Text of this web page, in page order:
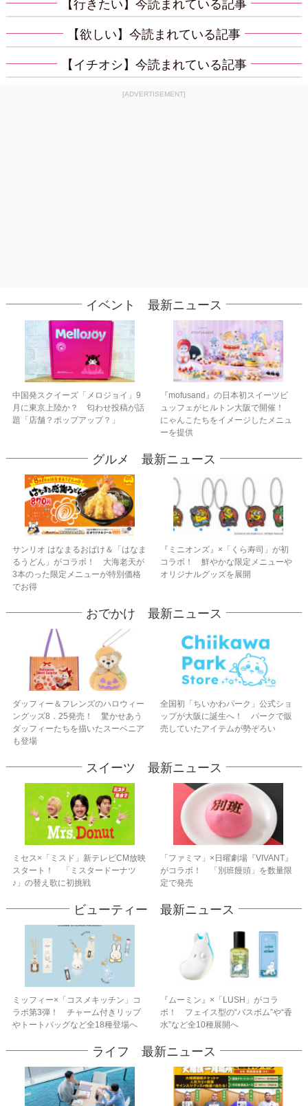
【行きたい】今読まれている記事
【欲しい】今読まれている記事
【イチオシ】今読まれている記事
[ADVERTISEMENT]
イベント 最新ニュース
中国発スクイーズ「メロジョイ」9
月に東京上陸か？ 匂わせ投稿が話
題「店舗？ポップアップ？」
『mofusand』の日本初スイーツビ
ュッフェがヒルトン大阪で開催！
にゃんこたちをイメージしたメニュ
ーを提供
グルメ 最新ニュース
サンリオ はなまるおばけ＆「はなま
るうどん」がコラボ！ 大海老天が
3本のった限定メニューが特別価格
でお得
『ミニオンズ』×「くら寿司」が初
コラボ！ 鮮やかな限定メニューや
オリジナルグッズを展開
おでかけ 最新ニュース
ダッフィー＆フレンズのハロウィー
ングッズ8．25発売！ 驚かせあう
ダッフィーたちを描いたスーベニア
も登場
全国初「ちいかわパーク」公式ショ
ップが大阪に誕生へ！ パークで販
売していたアイテムが勢ぞろい
スイーツ 最新ニュース
ミセス×「ミスド」新テレビCM放映
スタート！ 「ミスタードーナツ
♪」の替え歌に初挑戦
「ファミマ」×日曜劇場『VIVANT』
がコラボ！ 「別班饅頭」を数量限
定で発売
ビューティー 最新ニュース
ミッフィー×「コスメキッチン」コ
ラボ第3弾！ チャーム付きリップ
やトートバッグなど全18種登場へ
『ムーミン』×「LUSH」がコラ
ボ！ フェイス型の“バスボム”や“香
水”など全10種展開へ
ライフ 最新ニュース